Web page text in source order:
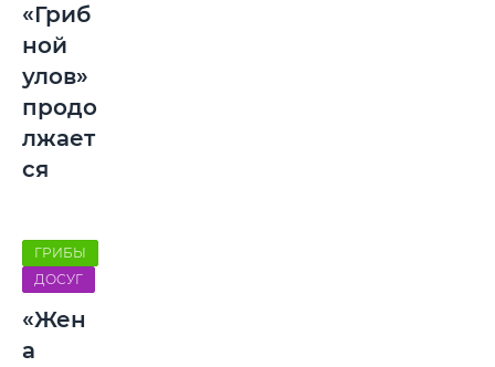
«Гриб
ной
улов»
продо
лжает
ся
ГРИБЫ
ДОСУГ
«Жен
а